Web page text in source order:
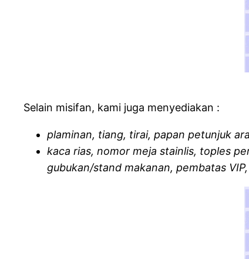
Selain misifan, kami juga menyediakan :
plaminan, tiang, tirai, papan petunjuk
kaca rias, nomor meja stainlis, toples
gubukan/stand makanan, pembatas